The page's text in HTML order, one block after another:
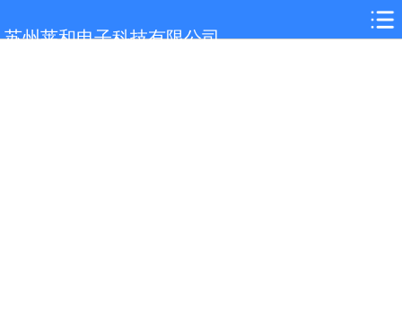
苏州莱和电子科技有限公司
网站首页